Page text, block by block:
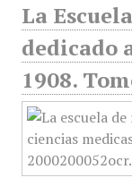
La
dedicado
1908.